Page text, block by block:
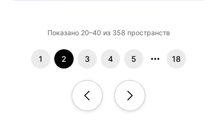
Показано 20–40 из 358 пространств
1 2 3 4 5 18